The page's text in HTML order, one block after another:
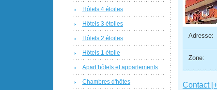
Adresse:
Zone:
Contact
Hôtels 4 étoiles
Hôtels 3 étoiles
Hôtels 2 étoiles
Hôtels 1 étoile
Apart’hôtels et appartements
Chambres d'hôtes